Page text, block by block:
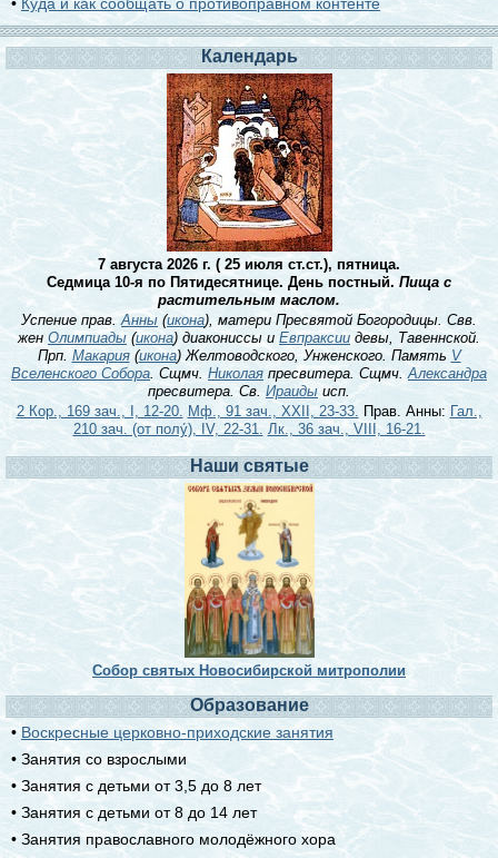
Календарь
7 августа 2026 г. ( 25 июля ст.ст.), пятница.
Седмица 10-я по Пятидесятнице. День постный. Пища с
растительным маслом.
Успение прав.Анны (икона), матери Пресвятой Богородицы. Свв.
жен Олимпиады (икона) диакониссы и Евпраксии девы, Тавеннской.
Прп.Макария(икона) Желтоводского, Унженского. Память V
Вселенского Собора. Сщмч. Николая пресвитера. Сщмч.Александра
пресвитера. Св. Ираидыисп.
2 Кор., 169 зач., I, 12-20. Мф., 91 зач., XXII, 23-33. Прав. Анны: Гал.,
210 зач. (от полу́), IV, 22-31. Лк., 36 зач., VIII, 16-21.
Наши святые
Собор святых Новосибирской митрополии
Образование
• Воскресные церковно-приходские занятия
• Занятия со взрослыми
• Занятия с детьми от 3,5 до 8 лет
• Занятия с детьми от 8 до 14 лет
• Занятия православного молодёжного хора